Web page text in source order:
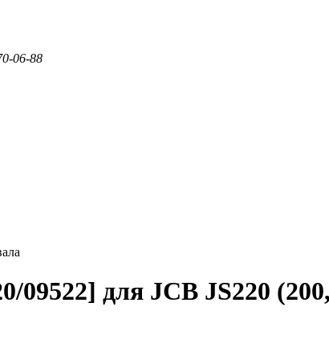
06-88
09522] для JCB JS220